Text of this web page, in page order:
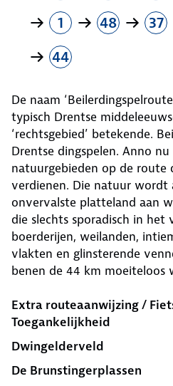
1
48 37
44
De naam
typisch Drentse
‘rechtsgebied’ betekende.
Drentse dingspelen. Anno
natuurgebieden op de route
verdienen. Die natuur wordt
onvervalste platteland aan
die slechts sporadisch in het
boerderijen, weilanden,
vlakten en glinsterende
benen de 44 km moeiteloos
Extra routeaanwijzing /
Toegankelijkheid
Dwingelderveld
De Brunstingerplassen